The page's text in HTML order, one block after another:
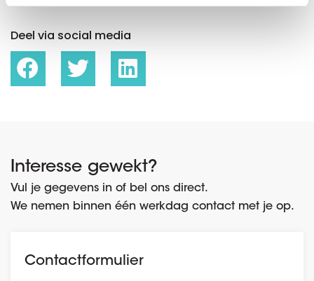
Deel via social media
Interesse gewekt?
Vul je gegevens in of bel ons direct.
We nemen binnen één werkdag contact met je op.
Contactformulier